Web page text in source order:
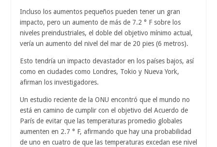
Incluso los aumentos pequeños pueden tener un gran
impacto, pero un aumento de más de 7.2 ° F sobre los
niveles preindustriales, el doble del objetivo mínimo actual,
vería un aumento del nivel del mar de 20 pies (6 metros).
Esto tendría un impacto devastador en los países bajos, así
como en ciudades como Londres, Tokio y Nueva York,
afirman los investigadores.
Un estudio reciente de la ONU encontró que el mundo no
está en camino de cumplir con el objetivo del Acuerdo de
París de evitar que las temperaturas promedio globales
aumenten en 2.7 ° F, afirmando que hay una probabilidad
de uno en cuatro de que las temperaturas excedan ese nivel